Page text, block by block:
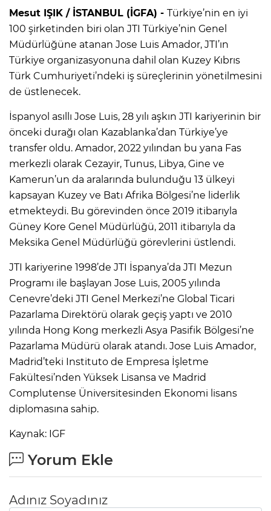
Mesut IŞIK / İSTANBUL (İGFA) - Türkiye’nin en iyi
100 şirketinden biri olan JTI Türkiye’nin Genel
Müdürlüğüne atanan Jose Luis Amador, JTI’ın
Türkiye organizasyonuna dahil olan Kuzey Kıbrıs
Türk Cumhuriyeti’ndeki iş süreçlerinin yönetilmesini
de üstlenecek.
İspanyol asıllı Jose Luis, 28 yılı aşkın JTI kariyerinin bir
önceki durağı olan Kazablanka’dan Türkiye’ye
transfer oldu. Amador, 2022 yılından bu yana Fas
merkezli olarak Cezayir, Tunus, Libya, Gine ve
Kamerun’un da aralarında bulunduğu 13 ülkeyi
kapsayan Kuzey ve Batı Afrika Bölgesi’ne liderlik
etmekteydi. Bu görevinden önce 2019 itibarıyla
Güney Kore Genel Müdürlüğü, 2011 itibarıyla da
Meksika Genel Müdürlüğü görevlerini üstlendi.
JTI kariyerine 1998’de JTI İspanya’da JTI Mezun
Programı ile başlayan Jose Luis, 2005 yılında
Cenevre’deki JTI Genel Merkezi’ne Global Ticari
Pazarlama Direktörü olarak geçiş yaptı ve 2010
yılında Hong Kong merkezli Asya Pasifik Bölgesi’ne
Pazarlama Müdürü olarak atandı. Jose Luis Amador,
Madrid’teki Instituto de Empresa İşletme
Fakültesi’nden Yüksek Lisansa ve Madrid
Complutense Üniversitesinden Ekonomi lisans
diplomasına sahip.
Kaynak: IGF
Yorum Ekle
Adınız Soyadınız